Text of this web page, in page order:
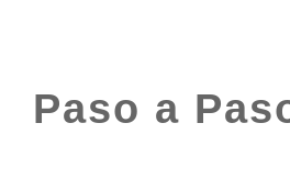
Paso a